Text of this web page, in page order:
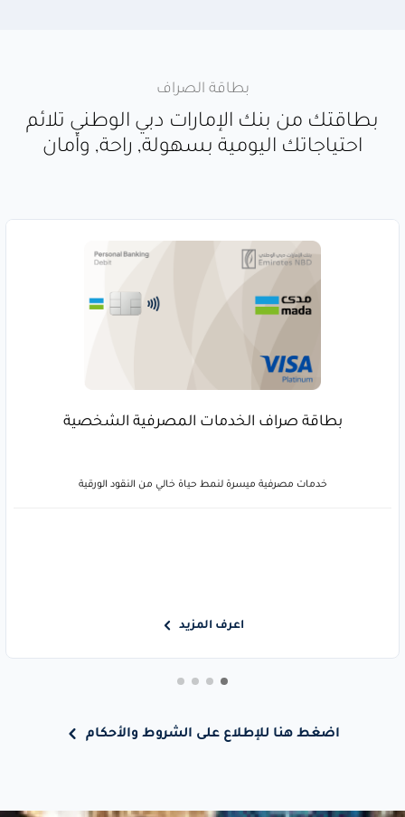
بطاقة الصراف
بطاقتك من بنك الإمارات دبي الوطني تلائم
احتياجاتك اليومية بسهولة, راحة, وأمان
بطاقة صراف الخدمات المصرفية الشخصية
خدمات مصرفية ميسرة لنمط حياة خالي من النقود الورقية
اعرف المزيد
اضغط هنا للإطلاع على الشروط والأحكام